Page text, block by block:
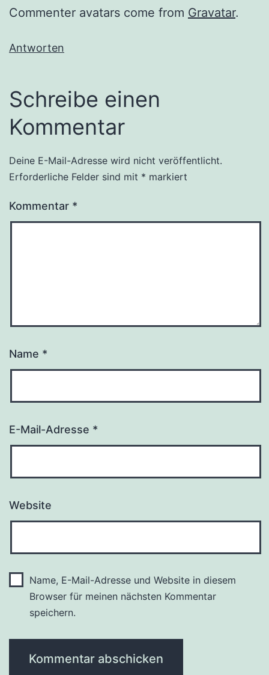
Commenter avatars come from Gravatar.
Antworten
Schreibe einen
Kommentar
Deine E-Mail-Adresse wird nicht veröffentlicht.
Erforderliche Felder sind mit * markiert
Kommentar *
Name *
E-Mail-Adresse *
Website
Name, E-Mail-Adresse und Website in diesem
Browser für meinen nächsten Kommentar
speichern.